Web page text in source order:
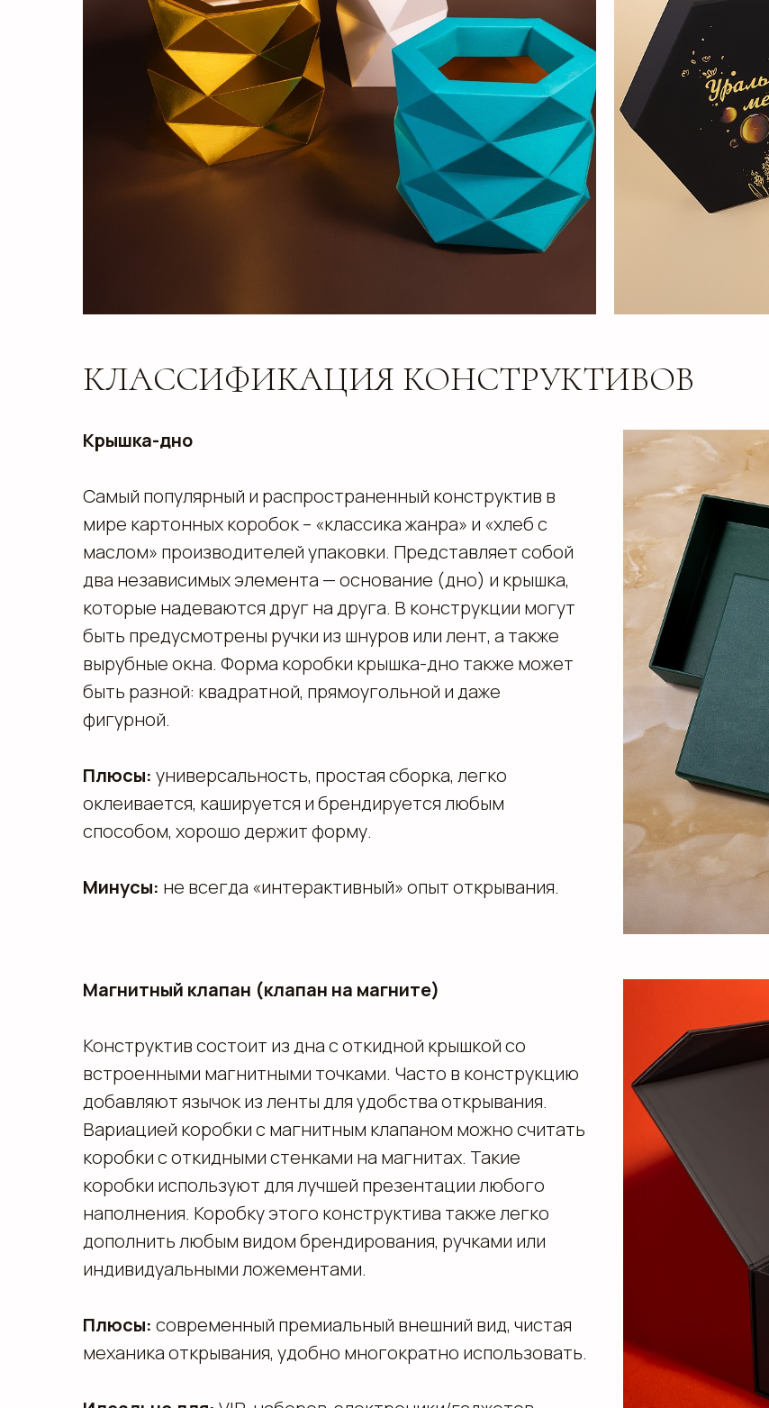
КЛАССИФИКАЦИЯ КОНСТРУКТИВОВ
Крышка-дно
Самый популярный и распространенный конструктив в
мире картонных коробок – «классика жанра» и «хлеб с
маслом» производителей упаковки. Представляет собой
два независимых элемента — основание (дно) и крышка,
которые надеваются друг на друга. В конструкции могут
быть предусмотрены ручки из шнуров или лент, а также
вырубные окна. Форма коробки крышка-дно также может
быть разной: квадратной, прямоугольной и даже
фигурной.
Плюсы: универсальность, простая сборка, легко
оклеивается, кашируется и брендируется любым
способом, хорошо держит форму.
Минусы: не всегда «интерактивный» опыт открывания.
Магнитный клапан (клапан на магните)
Конструктив состоит из дна с откидной крышкой со
встроенными магнитными точками. Часто в конструкцию
добавляют язычок из ленты для удобства открывания.
Вариацией коробки с магнитным клапаном можно считать
коробки с откидными стенками на магнитах. Такие
коробки используют для лучшей презентации любого
наполнения. Коробку этого конструктива также легко
дополнить любым видом брендирования, ручками или
индивидуальными ложементами.
Плюсы: современный премиальный внешний вид, чистая
механика открывания, удобно многократно использовать.